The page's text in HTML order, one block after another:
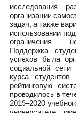
исследования
организации
задач, а также
использовании
ограничения
Поддержка
успехов была
социальной сети
курса
рейтинговую
проводилось в
2019–2020